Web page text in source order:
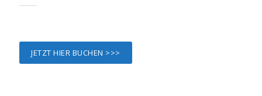
JETZT HIER BUCHEN >>>